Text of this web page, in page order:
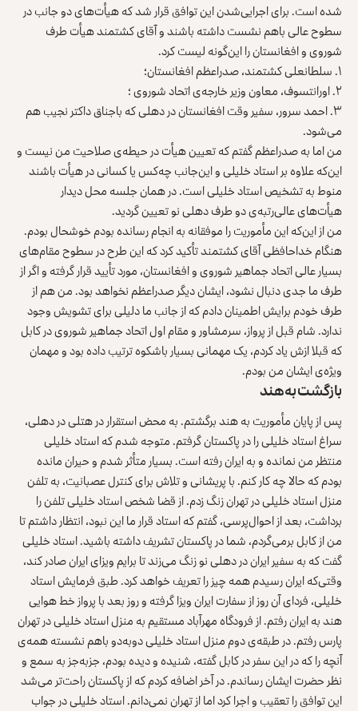
شده است. برای اجرایی‌شدن این توافق قرار شد که هیأت‌های دو جانب در
سطوح عالی باهم نشست داشته باشند و آقای کشتمند هیأت طرف
شوروی و افغانستان را این‌گونه لیست کرد.
۱. سلطانعلی کشتمند، صدراعظم افغانستان؛
۲. اورانتسوف، معاون وزیر خارجه‌ی اتحاد شوروی ؛
۳. احمد سرور، سفیر وقت افغانستان در دهلی که باجناق داکتر نجیب هم
می‌شود.
من اما به صدراعظم گفتم که تعیین هیأت در حیطه‌ی صلاحیت من نیست و
این‌که علاوه بر استاد خلیلی و این‌جانب چه‌کس یا کسانی در هیأت باشند
منوط به تشخیص استاد خلیلی است. در همان جلسه محل دیدار
هیأت‌های عالی‌رتبه‌ی دو طرف دهلی نو تعیین گردید.
من از این‌که این مأموریت را موفقانه به انجام رسانده بودم خوشحال بودم.
هنگام خداحافظی آقای کشتمند تأکید کرد که این طرح در سطوح مقام‌های
بسیار عالی اتحاد جماهیر شوروی و افغانستان، مورد تأیید قرار گرفته و اگر از
طرف ما جدی دنبال نشود، ایشان دیگر صدراعظم نخواهد بود. من هم از
طرف خودم برایش اطمینان دادم که از جانب ما دلیلی برای تشویش وجود
ندارد. شام قبل از پرواز، سرمشاور و مقام اول اتحاد جماهیر شوروی در کابل
که قبلا ازش یاد کردم، یک مهمانی بسیار باشکوه ترتیب داده بود و مهمان
ویژه‌ی ایشان من بودم.
بازگشت به هند
پس از پایان مأموریت به هند برگشتم. به محض استقرار در هتلی در دهلی،
سراغ استاد خلیلی را در پاکستان گرفتم. متوجه شدم که استاد خلیلی
منتظر من نمانده و به ایران رفته است. بسیار متأثر شدم و حیران مانده
بودم که حالا چه کار کنم. با پریشانی و تلاش برای کنترل عصبانیت، به تلفن
منزل استاد خلیلی در تهران زنگ زدم. از قضا شخص استاد خلیلی تلفن را
برداشت، بعد از احوال‌پرسی، گفتم که استاد قرار ما این نبود، انتظار داشتم تا
من از کابل برمی‌گردم، شما در پاکستان تشریف داشته باشید. استاد خلیلی
گفت که به سفیر ایران در دهلی نو زنگ می‌زند تا برایم ویزای ایران صادر کند،
وقتی‌که ایران رسیدم همه چیز را تعریف خواهد کرد. طبق فرمایش استاد
خلیلی، فردای آن روز از سفارت ایران ویزا گرفته و روز بعد با پرواز خط هوایی
هند به ایران رفتم. از فرودگاه مهرآباد مستقیم به منزل استاد خلیلی در تهران
پارس رفتم. در طبقه‌ی دوم منزل استاد خلیلی دوبه‌دو باهم نشسته همه‌ی
آنچه را که در این سفر در کابل گفته، شنیده و دیده بودم، جزبه‌جز به سمع و
نظر حضرت ایشان رساندم. در آخر اضافه کردم که از پاکستان راحت‌تر می‌شد
این توافق را تعقیب و اجرا کرد اما از تهران نمی‌دانم. استاد خلیلی در جواب